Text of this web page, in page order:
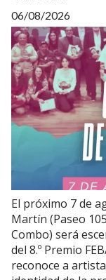
06/08/2026
El próximo 7 de
Martín (Paseo
Combo) será
del 8.º Premio
reconoce a